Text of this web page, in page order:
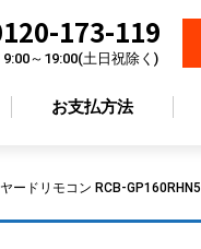
173-119
～19:00(土日祝除く)
お支払方法
ードリモコン RCB-GP160RHN5